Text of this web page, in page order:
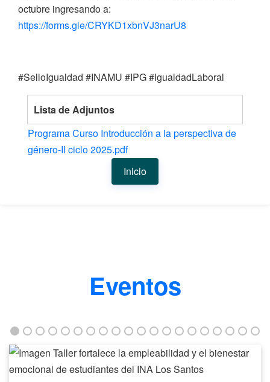
octubre ingresando a:
https://forms.gle/CRYKD1xbnVJ3narU8
#SelloIgualdad #INAMU #IPG #IgualdadLaboral
Lista de Adjuntos
Programa Curso Introducción a la perspectiva de
género-II ciclo 2025.pdf
Inicio
Eventos
Taller
fortalece